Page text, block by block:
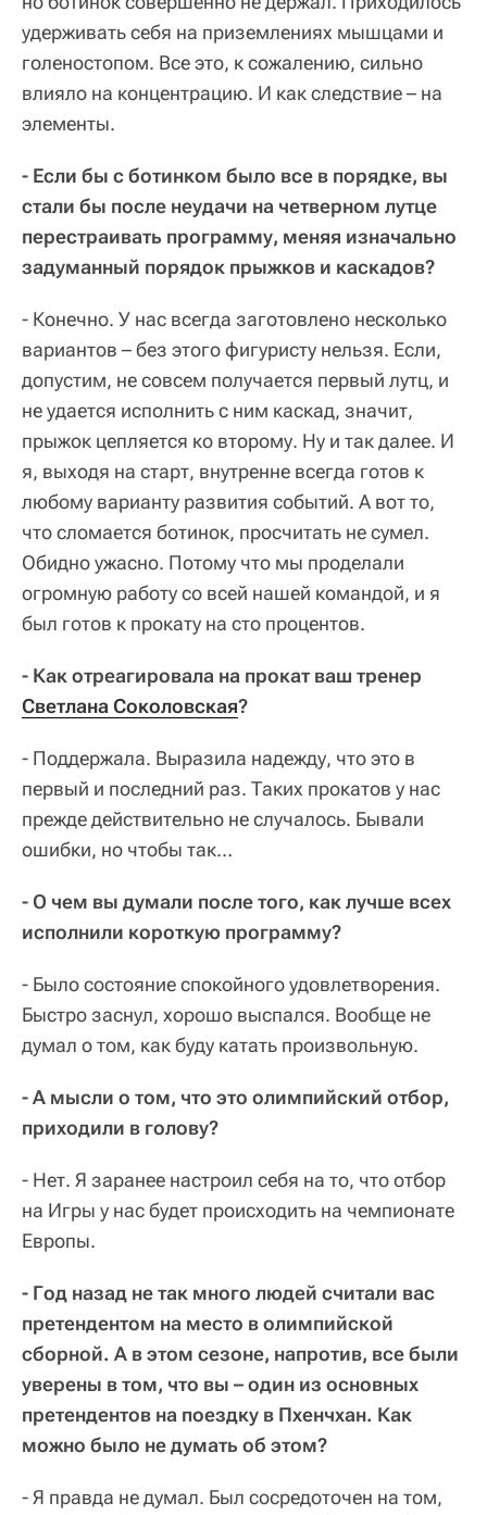
удерживать себя на приземлениях мышцами и
голеностопом. Все это, к сожалению, сильно
влияло на концентрацию. И как следствие – на
элементы.
- Если бы с ботинком было все в порядке, вы
стали бы после неудачи на четверном лутце
перестраивать программу, меняя изначально
задуманный порядок прыжков и каскадов?
- Конечно. У нас всегда заготовлено несколько
вариантов – без этого фигуристу нельзя. Если,
допустим, не совсем получается первый лутц, и
не удается исполнить с ним каскад, значит,
прыжок цепляется ко второму. Ну и так далее. И
я, выходя на старт, внутренне всегда готов к
любому варианту развития событий. А вот то,
что сломается ботинок, просчитать не сумел.
Обидно ужасно. Потому что мы проделали
огромную работу со всей нашей командой, и я
был готов к прокату на сто процентов.
- Как отреагировала на прокат ваш тренер
Светлана Соколовская?
- Поддержала. Выразила надежду, что это в
первый и последний раз. Таких прокатов у нас
прежде действительно не случалось. Бывали
ошибки, но чтобы так…
- О чем вы думали после того, как лучше всех
исполнили короткую программу?
- Было состояние спокойного удовлетворения.
Быстро заснул, хорошо выспался. Вообще не
думал о том, как буду катать произвольную.
- А мысли о том, что это олимпийский отбор,
приходили в голову?
- Нет. Я заранее настроил себя на то, что отбор
на Игры у нас будет происходить на чемпионате
Европы.
- Год назад не так много людей считали вас
претендентом на место в олимпийской
сборной. А в этом сезоне, напротив, все были
уверены в том, что вы – один из основных
претендентов на поездку в Пхенчхан. Как
можно было не думать об этом?
- Я правда не думал. Был сосредоточен на том,